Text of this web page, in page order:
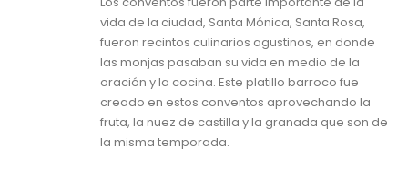
vida de la ciudad, Santa Mónica, Santa Rosa,
fueron recintos culinarios agustinos, en donde
las monjas pasaban su vida en medio de la
oración y la cocina. Este platillo barroco fue
creado en estos conventos aprovechando la
fruta, la nuez de castilla y la granada que son de
la misma temporada.